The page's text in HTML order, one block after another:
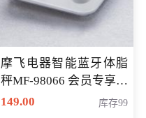
摩飞电器智能蓝牙体脂
秤MF-98066 会员专享价
98元
149.00 库存99